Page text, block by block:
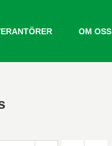
OM OSS